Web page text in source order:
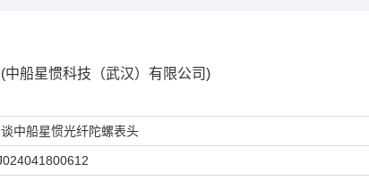
船星惯科技（武汉）有限公司)
中船星惯光纤陀螺表头